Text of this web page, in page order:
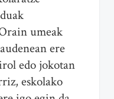
umeak
ere
edo jokotan
eskolako